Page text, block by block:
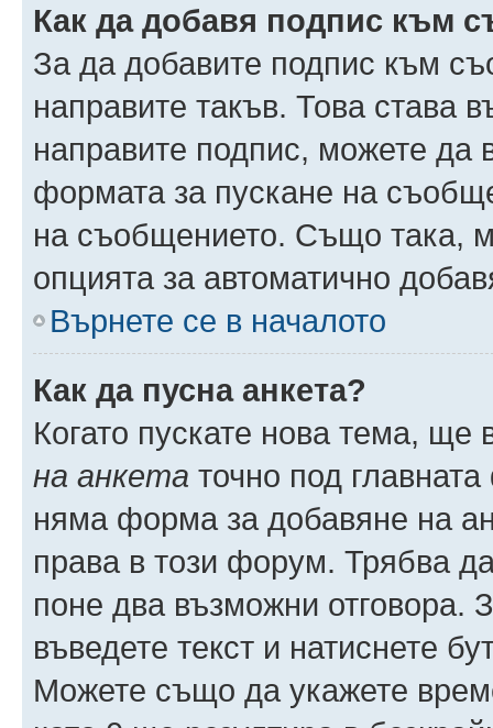
Как да добавя подпис към
За да добавите подпис към
направите такъв. Това
направите подпис, можете да
формата за пускане на
на съобщението. Също така,
опцията за автоматично
Върнете се в началото
Как да пусна анкета?
Когато пускате нова тема,
на анкета точно под
няма форма за добавяне на
права в този форум. Трябва
поне два възможни отговора.
въведете текст и натиснете
Можете също да укажете